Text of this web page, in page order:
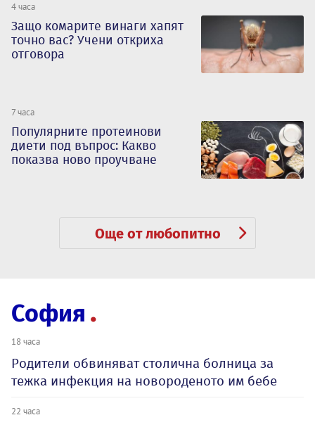
4 часа
Защо комарите винаги хапят
точно вас? Учени откриха
отговора
7 часа
Популярните протеинови
диети под въпрос: Какво
показва ново проучване
Още от любопитно
София
18 часа
Родители обвиняват столична болница за
тежка инфекция на новороденото им бебе
22 часа